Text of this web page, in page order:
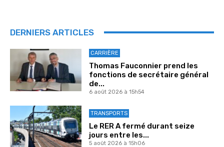
DERNIERS ARTICLES
CARRIÈRE
Thomas Fauconnier prend les
fonctions de secrétaire général
de...
6 août 2026 à 15h54
TRANSPORTS
Le RER A fermé durant seize
jours entre les...
5 août 2026 à 15h06